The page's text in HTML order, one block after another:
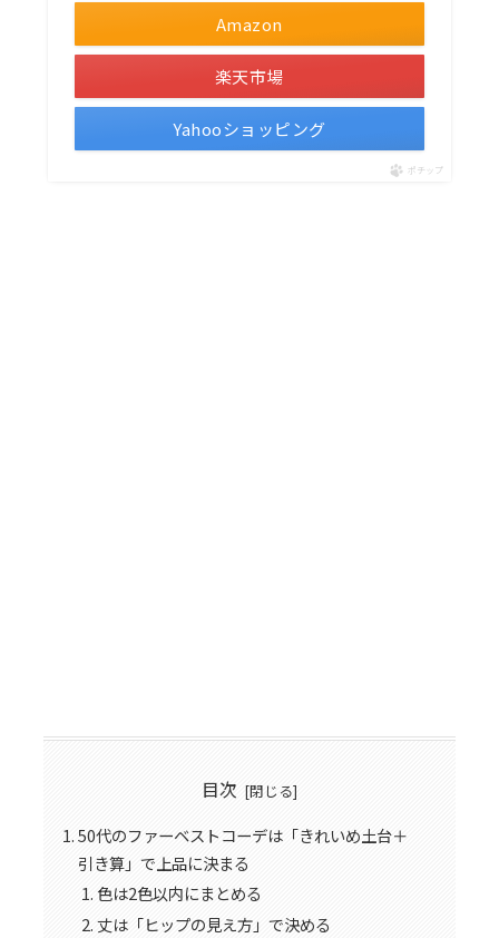
Amazon
楽天市場
Yahooショッピング
ポチップ
目次
50代のファーベストコーデは「きれいめ土台＋
引き算」で上品に決まる
色は2色以内にまとめる
丈は「ヒップの見え方」で決める